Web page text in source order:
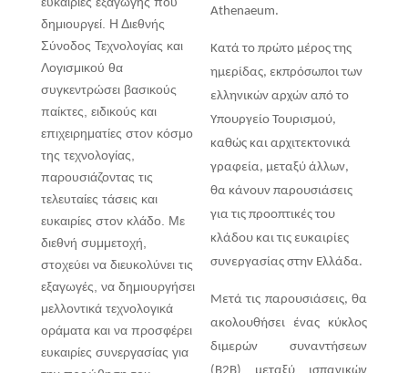
δημιουργεί. Η Διεθνής
Σύνοδος Τεχνολογίας και
Λογισμικού θα
συγκεντρώσει βασικούς
παίκτες, ειδικούς και
επιχειρηματίες στον κόσμο
της τεχνολογίας,
παρουσιάζοντας τις
τελευταίες τάσεις και
ευκαιρίες στον κλάδο. Με
διεθνή συμμετοχή,
στοχεύει να διευκολύνει τις
εξαγωγές, να δημιουργήσει
μελλοντικά τεχνολογικά
οράματα και να προσφέρει
ευκαιρίες συνεργασίας για
Athenaeum.
Κατά το πρώτο μέρος της
ημερίδας, εκπρόσωποι των
ελληνικών αρχών από το
Υπουργείο Τουρισμού,
καθώς και αρχιτεκτονικά
γραφεία, μεταξύ άλλων,
θα κάνουν παρουσιάσεις
για τις προοπτικές του
κλάδου και τις ευκαιρίες
συνεργασίας στην Ελλάδα.
Μετά τις παρουσιάσεις, θα
ακολουθήσει ένας κύκλος
διμερών συναντήσεων